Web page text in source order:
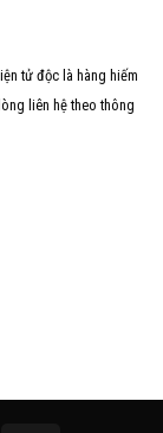
tử độc là hàng hiếm
liên hệ theo thông